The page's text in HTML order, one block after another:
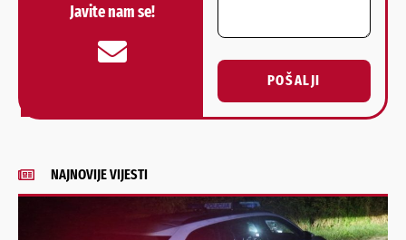
Javite nam se!
POŠALJI
Alternative:
NAJNOVIJE VIJESTI